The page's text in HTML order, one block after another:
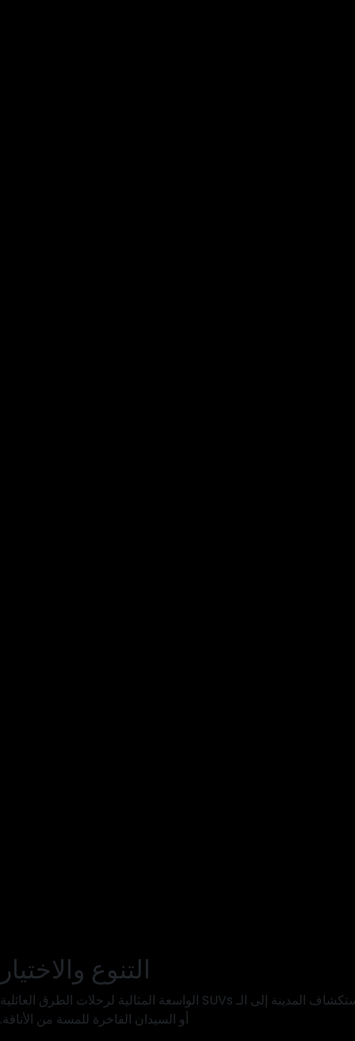
التنوع والاختيار
نحن نقدم مجموعة واسعة من المركبات لتلبية احتياجاتك وميزانيتك، ابتداءً من السيارات الصغيرة الاقتصادية في استهلاك الوقود والمثالية لاستكشاف المدينة إلى الـ SUVs الواسعة المثالية لرحلات الطرق العائلية
أو السيدان الفاخرة للمسة من الأناقة.